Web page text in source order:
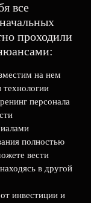
все
проходили
на нем
персонала
полностью
вести
в другой
инвестиции и